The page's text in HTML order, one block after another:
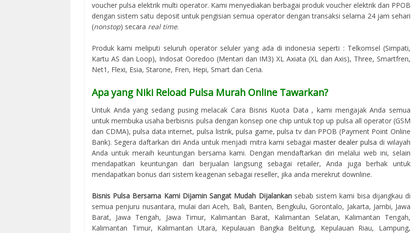
voucher pulsa elektrik multi operator. Kami menyediakan berbagai produk voucher elektrik dan PPOB
dengan sistem satu deposit untuk pengisian semua operator dengan transaksi selama 24 jam sehari
(nonstop) secara real time.
Produk kami meliputi seluruh operator seluler yang ada di indonesia seperti : Telkomsel (Simpati,
Kartu AS dan Loop), Indosat Ooredoo (Mentari dan IM3) XL Axiata (XL dan Axis), Three, Smartfren,
Net1, Flexi, Esia, Starone, Fren, Hepi, Smart dan Ceria.
Apa yang Niki Reload Pulsa Murah Online Tawarkan?
Untuk Anda yang sedang pusing melacak Cara Bisnis Kuota Data , kami mengajak Anda semua
untuk membuka usaha berbisnis pulsa dengan konsep one chip untuk top up pulsa all operator (GSM
dan CDMA), pulsa data internet, pulsa listrik, pulsa game, pulsa tv dan PPOB (Payment Point Online
Bank). Segera daftarkan diri Anda untuk menjadi mitra kami sebagai master dealer pulsa di wilayah
Anda untuk meraih keuntungan bersama kami. Dengan mendaftarkan diri melalui web ini, selain
mendapatkan keuntungan dari berjualan langsung sebagai retailer, Anda juga berhak untuk
mendapatkan bonus dari sistem keagenan sebagai reseller, jika anda merekrut downline.
Bisnis Pulsa Bersama Kami Dijamin Sangat Mudah Dijalankansebab sistem kami bisa dijangkau di
semua penjuru nusantara, mulai dari Aceh, Bali, Banten, Bengkulu, Gorontalo, Jakarta, Jambi, Jawa
Barat, Jawa Tengah, Jawa Timur, Kalimantan Barat, Kalimantan Selatan, Kalimantan Tengah,
Kalimantan Timur, Kalimantan Utara, Kepulauan Bangka Belitung, Kepulauan Riau, Lampung,